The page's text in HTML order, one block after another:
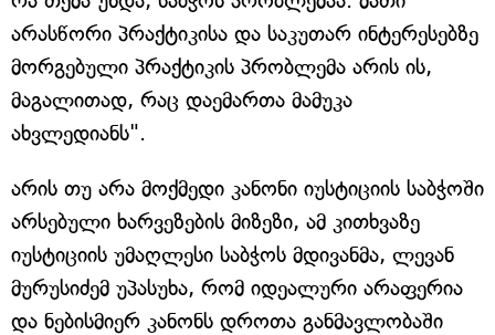
არასწორი პრაქტიკისა და საკუთარ ინტერესებზე
მორგებული პრაქტიკის პრობლემა არის ის,
მაგალითად, რაც დაემართა მამუკა
ახვლედიანს".
არის თუ არა მოქმედი კანონი იუსტიციის საბჭოში
არსებული ხარვეზების მიზეზი, ამ კითხვაზე
იუსტიციის უმაღლესი საბჭოს მდივანმა, ლევან
მურუსიძემ უპასუხა, რომ იდეალური არაფერია
და ნებისმიერ კანონს დროთა განმავლობაში